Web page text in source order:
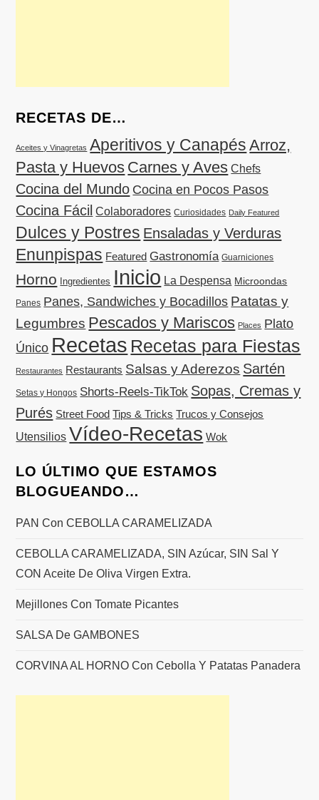
RECETAS DE…
Aceites y Vinagretas Aperitivos y Canapés Arroz,
Pasta y Huevos Carnes y Aves Chefs
Cocina del Mundo Cocina en Pocos Pasos
Cocina Fácil Colaboradores Curiosidades Daily Featured
Dulces y Postres Ensaladas y Verduras
Enunpispas Featured Gastronomía Guarniciones
Horno Ingredientes Inicio La Despensa Microondas
Panes Panes, Sandwiches y Bocadillos Patatas y
Legumbres Pescados y Mariscos Places Plato
Único Recetas Recetas para Fiestas
Restaurantes Restaurants Salsas y Aderezos Sartén
Setas y Hongos Shorts-Reels-TikTok Sopas, Cremas y
Purés Street Food Tips & Tricks Trucos y Consejos
Utensilios Vídeo-Recetas Wok
LO ÚLTIMO QUE ESTAMOS
BLOGUEANDO…
PAN Con CEBOLLA CARAMELIZADA
CEBOLLA CARAMELIZADA, SIN Azúcar, SIN Sal Y
CON Aceite De Oliva Virgen Extra.
Mejillones Con Tomate Picantes
SALSA De GAMBONES
CORVINA AL HORNO Con Cebolla Y Patatas Panadera